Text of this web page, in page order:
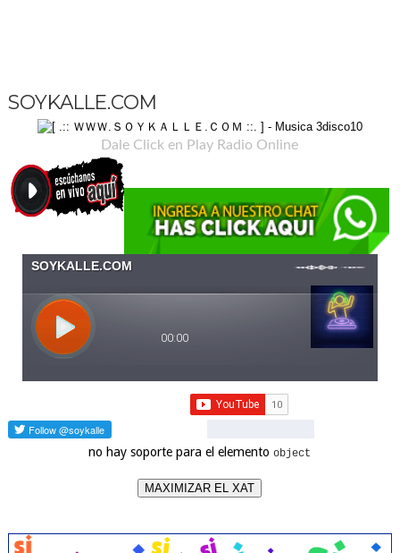
SOYKALLE.COM
Dale Click en Play Radio Online
no hay soporte para el elementoobject
MAXIMIZAR EL XAT